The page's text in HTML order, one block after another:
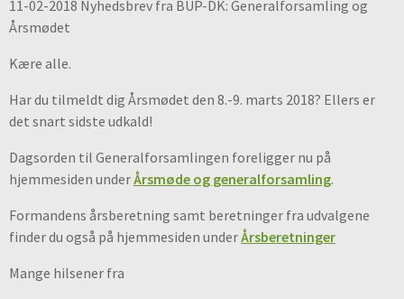
11-02-2018 Nyhedsbrev fra BUP-DK: Generalforsamling og
Årsmødet
Kære alle.
Har du tilmeldt dig Årsmødet den 8.-9. marts 2018? Ellers er
det snart sidste udkald!
Dagsorden til Generalforsamlingen foreligger nu på
hjemmesiden underÅrsmøde og generalforsamling.
Formandens årsberetning samt beretninger fra udvalgene
finder du også på hjemmesiden underÅrsberetninger
Mange hilsener fra